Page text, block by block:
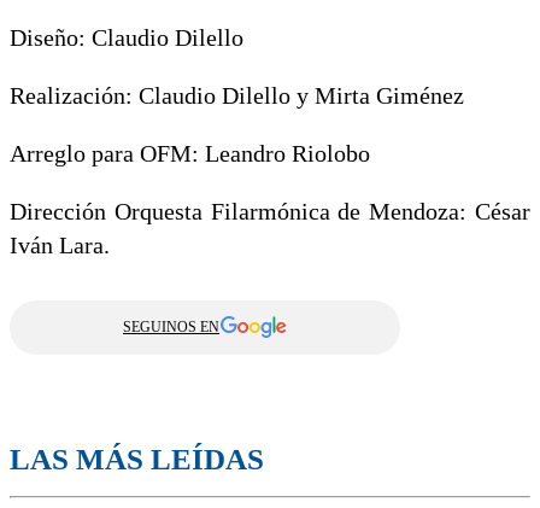
Diseño: Claudio Dilello
Realización: Claudio Dilello y Mirta Giménez
Arreglo para OFM: Leandro Riolobo
Dirección Orquesta Filarmónica de Mendoza: César
Iván Lara.
SEGUINOS EN
LAS MÁS LEÍDAS